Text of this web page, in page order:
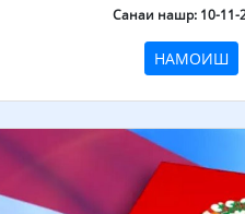
Санаи нашр: 10-11-
НАМОИШ